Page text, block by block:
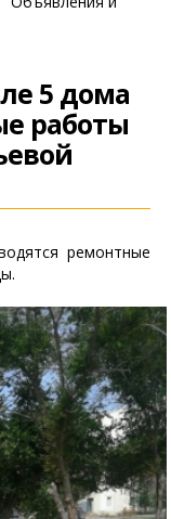
5 дома
работы
ремонтные